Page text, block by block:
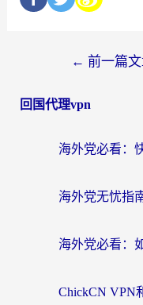
← 前一篇
回国代理vpn